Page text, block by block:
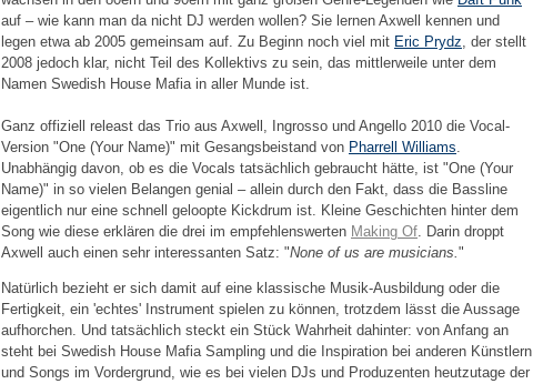
auf – wie kann man da nicht DJ werden wollen? Sie lernen Axwell kennen und
legen etwa ab 2005 gemeinsam auf. Zu Beginn noch viel mit Eric Prydz, der stellt
2008 jedoch klar, nicht Teil des Kollektivs zu sein, das mittlerweile unter dem
Namen Swedish House Mafia in aller Munde ist.
Ganz offiziell releast das Trio aus Axwell, Ingrosso und Angello 2010 die Vocal-
Version "One (Your Name)" mit Gesangsbeistand von Pharrell Williams.
Unabhängig davon, ob es die Vocals tatsächlich gebraucht hätte, ist "One (Your
Name)" in so vielen Belangen genial – allein durch den Fakt, dass die Bassline
eigentlich nur eine schnell geloopte Kickdrum ist. Kleine Geschichten hinter dem
Song wie diese erklären die drei im empfehlenswerten Making Of. Darin droppt
Axwell auch einen sehr interessanten Satz: "None of us are musicians."
Natürlich bezieht er sich damit auf eine klassische Musik-Ausbildung oder die
Fertigkeit, ein 'echtes' Instrument spielen zu können, trotzdem lässt die Aussage
aufhorchen. Und tatsächlich steckt ein Stück Wahrheit dahinter: von Anfang an
steht bei Swedish House Mafia Sampling und die Inspiration bei anderen Künstlern
und Songs im Vordergrund, wie es bei vielen DJs und Produzenten heutzutage der